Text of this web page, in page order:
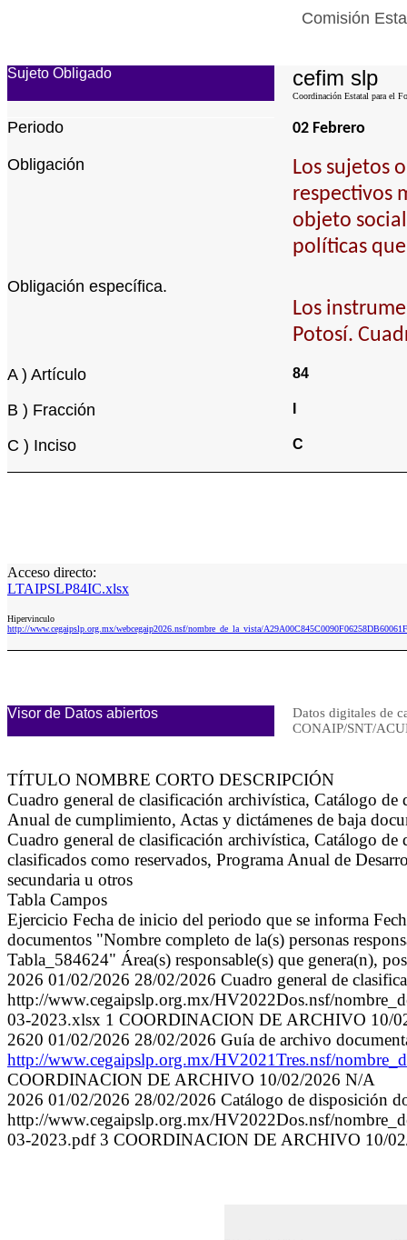
Comisión
Sujeto Obligado cefim slp
Coordinación Estatal para el
Periodo 02 Febrero
Obligación
Los sujetos
respectivos
objeto
políticas
Obligación específica.
Los
Potosí.
A ) Artículo 84
B ) Fracción
C ) Inciso C
Acceso directo:
LTAIPSLP84IC.xlsx
Hipervinculo
http://www.cegaipslp.org.mx/webcegaip2026.nsf/nombre_de_la_vista/
Visor de Datos abiertos
Datos digitales de
CONAIP/SNT/
TÍTULO NOMBRE CORTO DESCRIPCIÓN
Cuadro general de clasificación archivística, Catálogo
Anual de cumplimiento, Actas y dictámenes de baja
Cuadro general de clasificación archivística, Catálogo
clasificados como reservados, Programa Anual de
secundaria u otros
Tabla Campos
Ejercicio Fecha de inicio del periodo que se informa
documentos "Nombre completo de la(s) personas
Tabla_584624" Área(s) responsable(s) que genera(n),
2026 01/02/2026 28/02/2026 Cuadro general de
http://www.cegaipslp.org.mx/HV2022Dos.nsf/
03-2023.xlsx 1 COORDINACION DE ARCHIVO 10/
2620 01/02/2026 28/02/2026 Guía de archivo
http://www.cegaipslp.org.mx/HV2021Tres.nsf/
COORDINACION DE ARCHIVO 10/02/2026 N/A
2026 01/02/2026 28/02/2026 Catálogo de disposición
http://www.cegaipslp.org.mx/HV2022Dos.nsf/
03-2023.pdf 3 COORDINACION DE ARCHIVO 10/